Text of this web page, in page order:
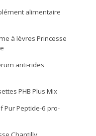
alimentaire
à lèvres Princesse
anti-rides
PHB Plus Mix
Pur Peptide-6 pro-